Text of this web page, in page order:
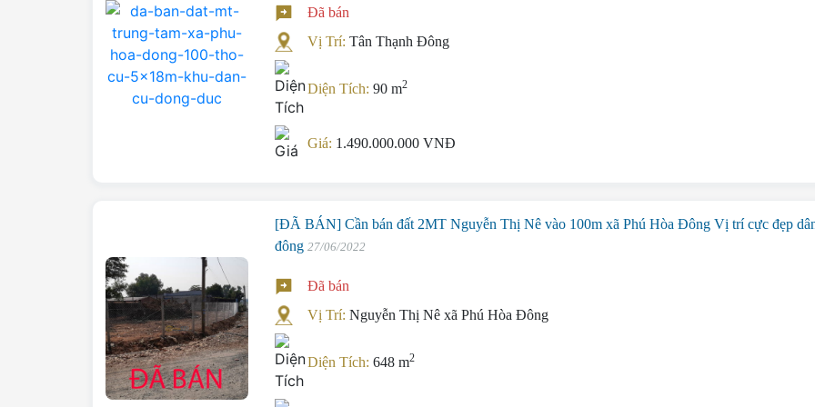
Đã bán
Vị Trí:Tân Thạnh Đông
Diện Tích:90 m2
Giá: 1.490.000.000 VNĐ
[ĐÃ BÁN] Cần bán đất 2MT Nguyễn Thị Nê vào 100m xã Phú Hòa Đông Vị trí cực đẹp
đông 27/06/2022
Đã bán
Vị Trí:Nguyễn Thị Nê xã Phú Hòa Đông
Diện Tích:648 m2